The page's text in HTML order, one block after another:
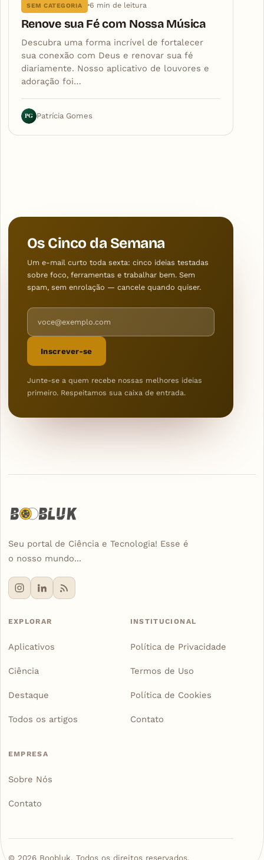
SEM CATEGORIA 6 min de leitura
Renove sua Fé com Nossa Música
Descubra uma forma incrível de fortalecer
sua conexão com Deus e renovar sua fé
diariamente. Nosso aplicativo de louvores e
adoração foi…
PG Patrícia Gomes
Os Cinco da Semana
Um e-mail curto toda sexta: cinco ideias testadas
sobre foco, ferramentas e trabalhar bem. Sem
spam, sem enrolação — cancele quando quiser.
Endereço de e-mail
Inscrever-se
Junte-se a quem recebe nossas melhores ideias
primeiro. Respeitamos sua caixa de entrada.
Seu portal de Ciência e Tecnologia! Esse é
o nosso mundo...
EXPLORAR
Aplicativos
Ciência
Destaque
Todos os artigos
INSTITUCIONAL
Política de Privacidade
Termos de Uso
Política de Cookies
Contato
EMPRESA
Sobre Nós
Contato
© 2026Boobluk. Todos os direitos reservados.